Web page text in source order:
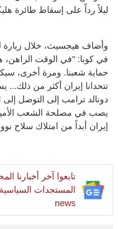
ليلاً رداً ‌على إسقاط طائرة
وأضاف هيجسيث، خلال ‌زيارة
في كوبا: "في الوقت
حماية شعبنا. ومرة أخرى،
تتحدانا إيران أكثر من ذلك...
دونالد ترامب إلى التوصل
يصب في مصلحة ‌الشعب
إيران أبداً من امتلاك سلاح
تابعوا آخر أخبارنا
news